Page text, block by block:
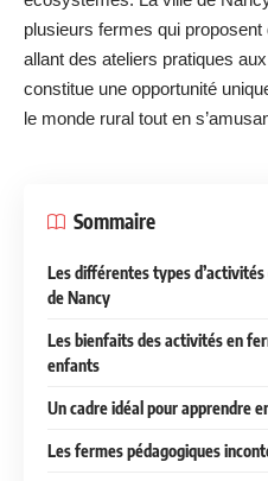
plusieurs fermes qui
allant des ateliers pratiques
constitue une opportunité
le monde rural tout en
Sommaire
Les différentes types
de Nancy
Les bienfaits des activités en
enfants
Un cadre idéal pour apprendre
Les fermes pédagogiques